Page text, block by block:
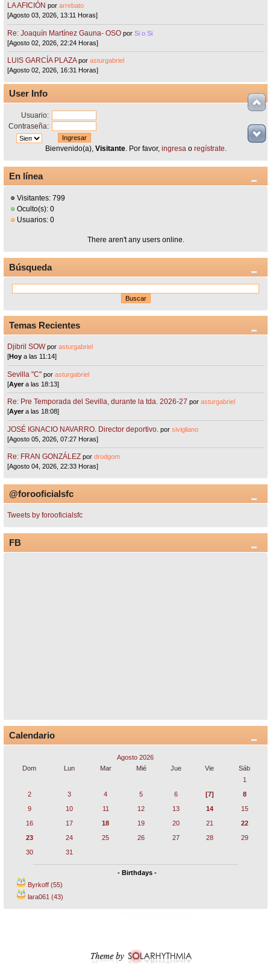
LA AFICIÓN porarrebato
[Agosto 03, 2026, 13:11 Horas]
Re: Joaquín Martínez Gauna- OSO porSi o Si
[Agosto 02, 2026, 22:24 Horas]
LUIS GARCÍA PLAZA porasturgabriel
[Agosto 02, 2026, 16:31 Horas]
User Info
Usuario:
Contraseña:
Bienvenido(a), Visitante. Por favor, ingresao regístrate.
En línea
Visitantes: 799
Oculto(s): 0
Usuarios: 0
There aren't any users online.
Búsqueda
Temas Recientes
Djibril SOW porasturgabriel
[Hoy a las 11:14]
Sevilla "C"porasturgabriel
[Ayera las 18:13]
Re: Pre Temporada del Sevilla, durante la tda. 2026-27 porasturgabriel
[Ayera las 18:08]
JOSÉ IGNACIO NAVARRO. Director deportivo. porsivigliano
[Agosto 05, 2026, 07:27 Horas]
Re: FRAN GONZÁLEZ pordrodgom
[Agosto 04, 2026, 22:33 Horas]
@forooficialsfc
Tweets by forooficialsfc
FB
Calendario
Agosto 2026
Dom
Lun Mar Mié Jue Vie
Sáb
1
2
3 4 5 6 [7]
8
9
10 11 12 13 14
15
16
17 18 19 20 21
22
23
24 25 26 27 28
29
30
31
- Birthdays -
Byrkoff (55)
lara061 (43)